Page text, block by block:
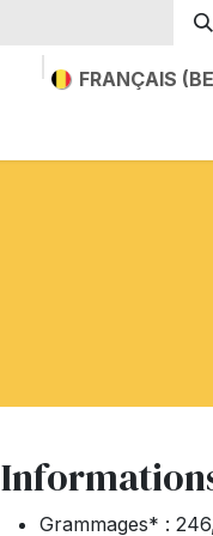
FRANÇAIS
Grammages* :